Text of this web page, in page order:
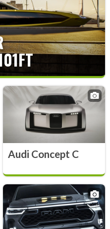
Audi Concept C